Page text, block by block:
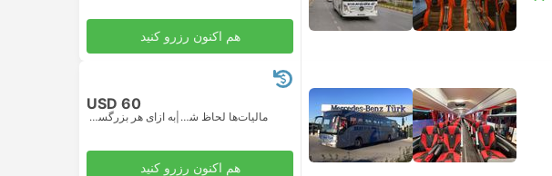
هم اکنون رزرو کنید
USD 60
مالیات‌ها لحاظ شده | به ازای هر بزرگسال
هم اکنون رزرو کنید